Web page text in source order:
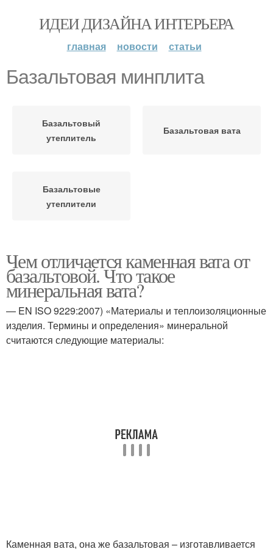
ИДЕИ ДИЗАЙНА ИНТЕРЬЕРА
главная новости статьи
Базальтовая минплита
Базальтовый
утеплитель
Базальтовая вата
Базальтовые
утеплители
Чем отличается каменная вата от
базальтовой. Что такое
минеральная вата?
— EN ISO 9229:2007) «Материалы и теплоизоляционные
изделия. Термины и определения» минеральной
считаются следующие материалы:
Каменная вата, она же базальтовая – изготавливается